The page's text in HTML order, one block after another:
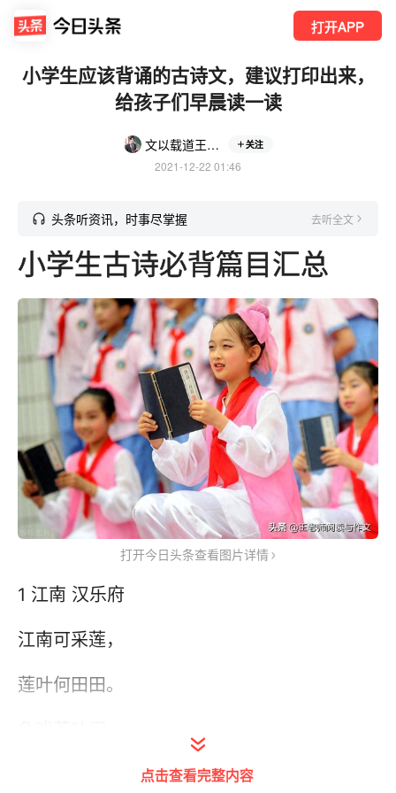
打开APP
小学生应该背诵的古诗文，建议打印出来，
给孩子们早晨读一读
文以载道王老师 关注
2021-12-22 01:46
头条听资讯，时事尽掌握 去听全文
小学生古诗必背篇目汇总
打开今日头条查看图片详情
1 江南 汉乐府
江南可采莲，
莲叶何田田。
点击查看完整内容